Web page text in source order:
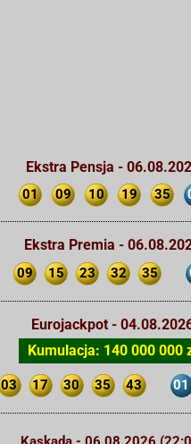
Ekstra Pensja -
01 09 10 19 35
Ekstra Premia -
09 15 23 32 35
Eurojackpot -
Kumulacja: 140 000 000
03 17 30 35 43 01